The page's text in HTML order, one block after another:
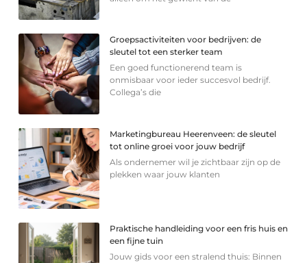
Groepsactiviteiten voor bedrijven: de
sleutel tot een sterker team
Een goed functionerend team is
onmisbaar voor ieder succesvol bedrijf.
Collega’s die
Marketingbureau Heerenveen: de sleutel
tot online groei voor jouw bedrijf
Als ondernemer wil je zichtbaar zijn op de
plekken waar jouw klanten
Praktische handleiding voor een fris huis en
een fijne tuin
Jouw gids voor een stralend thuis: Binnen